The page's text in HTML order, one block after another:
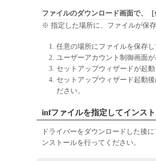
(2) キヤノン、キヤノンのライセ
社、それらの販売代理店または販
随的な損害を含むがこれらに限
適用法で認められる限り、一切の
ン、キヤノンのライセンサー、キ
の販売代理店または販売店がか
も同様です。
社、それらの販売代理店または販
「本ソフトウェア」の使用に起因
いかなる紛争についても、一切責
ファイルのダウンロード画面で、
※ 指定した場所に、ファイルが保存
任意の場所にファイルを保存
ユーザーアカウント制御画面
セットアップウィザードが起動
セットアップウィザード起動
ださい。
infファイルを指定してインス
ドライバーをダウンロードした後
ンストールを行ってください。